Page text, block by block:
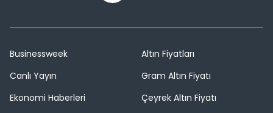
Businessweek
Canlı Yayın
Ekonomi Haberleri
Altın Fiyatları
Gram Altın Fiyatı
Çeyrek Altın Fiyatı